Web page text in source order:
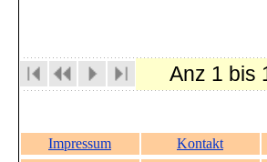
Anz 1 bis
Impressum Kontakt